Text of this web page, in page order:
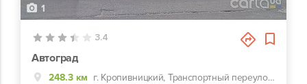
1
3.4
Автоград
248.3 км
г. Кропивницкий, Транспортный переулок, 16